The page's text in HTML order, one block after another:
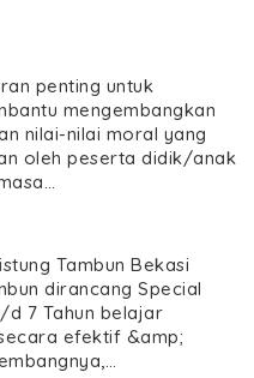
penting untuk
mengembangkan
nilai-nilai moral yang
oleh peserta didik/anak
Tambun Bekasi
dirancang Special
d 7 Tahun belajar
efektif &amp;